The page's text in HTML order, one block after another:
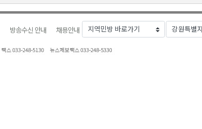
방송수신 안내 채용안내